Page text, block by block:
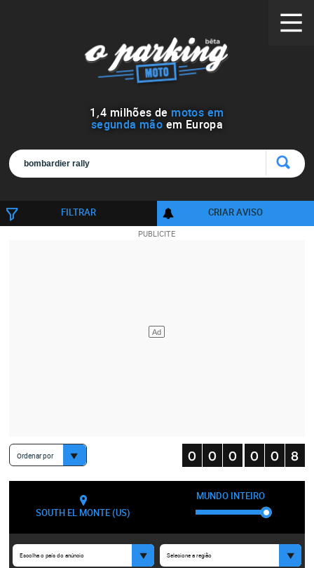
1 ,4 milhões de motos em
segunda mão em Europa
FILTRAR CRIAR AVISO
Ordenar por
SOUTH EL MONTE (US)
MUNDO INTEIRO
Escolha o país do anúncio Selecione a região